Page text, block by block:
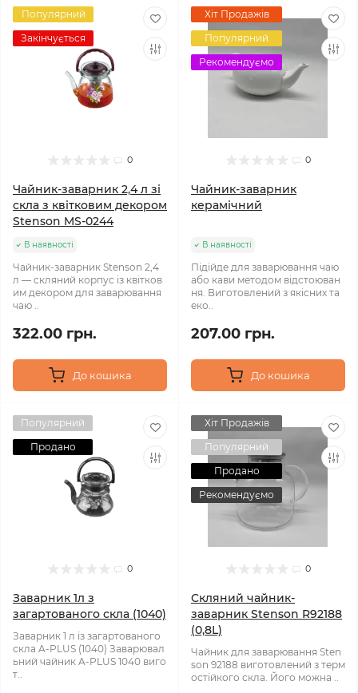
Популярний
Закінчується
0
Чайник-заварник 2,4 л зі
скла з квітковим декором
Stenson MS-0244
В наявності
Чайник-заварник Stenson 2,4
л — скляний корпус із квітков
им декором для заварювання
чаю ..
322.00 грн.
До кошика
Хіт Продажів
Популярний
Рекомендуємо
0
Чайник-заварник
керамічний
В наявності
Підійде для заварювання чаю
або кави методом відстоюван
ня. Виготовлений з якісних та
еко..
207.00 грн.
До кошика
Популярний
Продано
0
Заварник 1л з
загартованого скла (1040)
Заварник 1 л із загартованого
скла A-PLUS (1040) Заварювал
ьний чайник A-PLUS 1040 виго
т..
Хіт Продажів
Популярний
Продано
Рекомендуємо
0
Cкляний чайник-
заварник Stenson R92188
(0,8L)
Чайник для заварювання Sten
son 92188 виготовлений з терм
остійкого скла. Його можна ..